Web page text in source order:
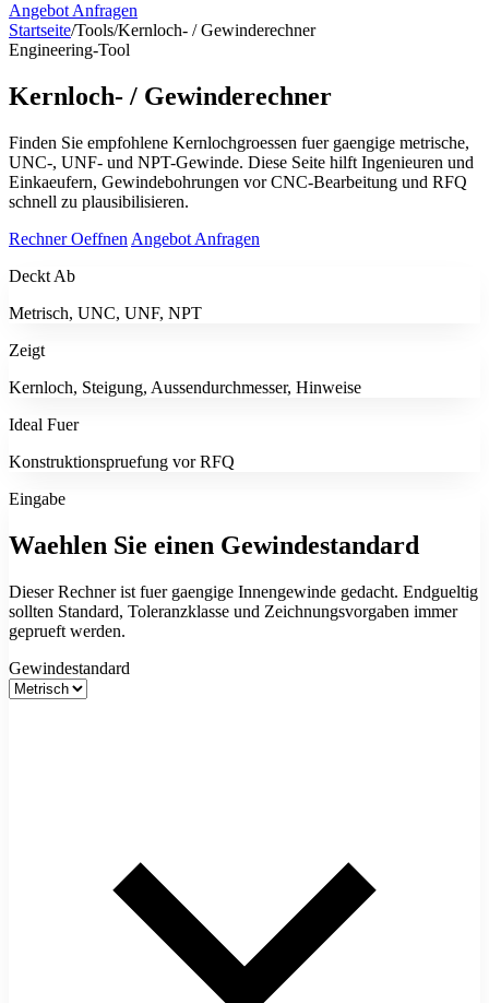
Angebot Anfragen
Startseite/Tools/Kernloch- / Gewinderechner
Engineering-Tool
Kernloch- / Gewinderechner
Finden Sie empfohlene Kernlochgroessen fuer gaengige metrische,
UNC-, UNF- und NPT-Gewinde. Diese Seite hilft Ingenieuren und
Einkaeufern, Gewindebohrungen vor CNC-Bearbeitung und RFQ
schnell zu plausibilisieren.
Rechner Oeffnen Angebot Anfragen
Deckt Ab
Metrisch, UNC, UNF, NPT
Zeigt
Kernloch, Steigung, Aussendurchmesser, Hinweise
Ideal Fuer
Konstruktionspruefung vor RFQ
Eingabe
Waehlen Sie einen Gewindestandard
Dieser Rechner ist fuer gaengige Innengewinde gedacht. Endgueltig
sollten Standard, Toleranzklasse und Zeichnungsvorgaben immer
geprueft werden.
Gewindestandard